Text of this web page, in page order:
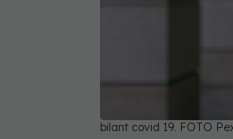
bilant covid 19. FOTO